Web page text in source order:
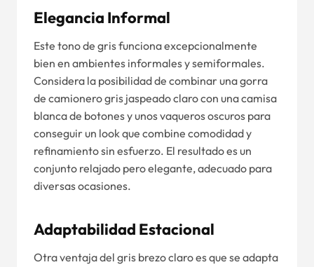
Elegancia Informal
Este tono de gris funciona excepcionalmente
bien en ambientes informales y semiformales.
Considera la posibilidad de combinar una gorra
de camionero gris jaspeado claro con una camisa
blanca de botones y unos vaqueros oscuros para
conseguir un look que combine comodidad y
refinamiento sin esfuerzo. El resultado es un
conjunto relajado pero elegante, adecuado para
diversas ocasiones.
Adaptabilidad Estacional
Otra ventaja del gris brezo claro es que se adapta